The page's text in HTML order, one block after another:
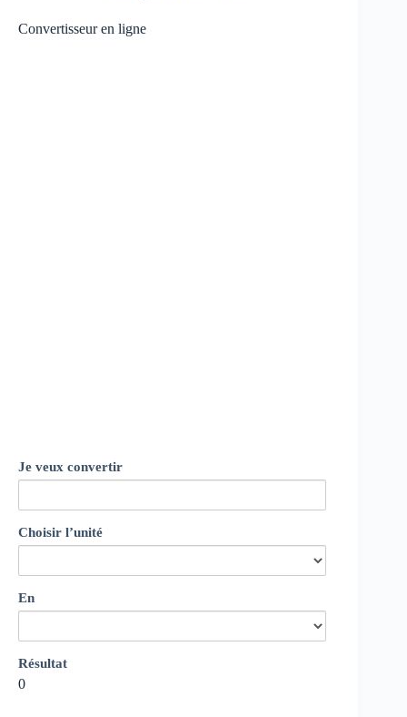
Convertisseur en ligne
Je veux convertir
Choisir l’unité
En
Résultat
0